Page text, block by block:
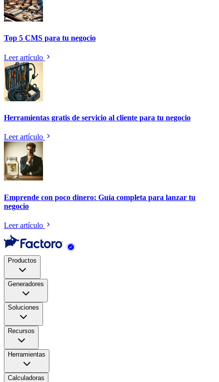
Top 5 CMS para tu negocio
Leer artículo
Herramientas gratis de servicio al cliente para tu negocio
Leer artículo
Emprende con poco dinero: Guía completa para lanzar tu
negocio
Leer artículo
Productos
Generadores
Soluciones
Recursos
Herramientas
Calculadoras